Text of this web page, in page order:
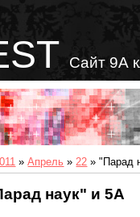
Сайт 9А
» Апрель » 22 » "Парад
наук" и 5А